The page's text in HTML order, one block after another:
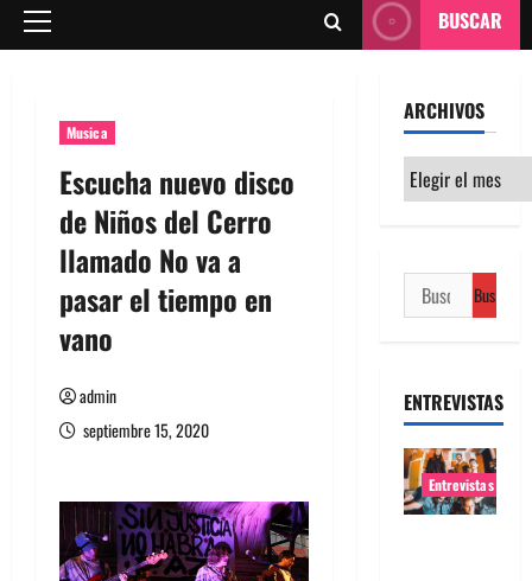
Menú
BUSCAR
Musica
Escucha nuevo disco
de Niños del Cerro
llamado No va a
pasar el tiempo en
vano
admin
septiembre 15, 2020
ARCHIVOS
Archivos
Buscar:
ENTREVISTAS
Entrevistas